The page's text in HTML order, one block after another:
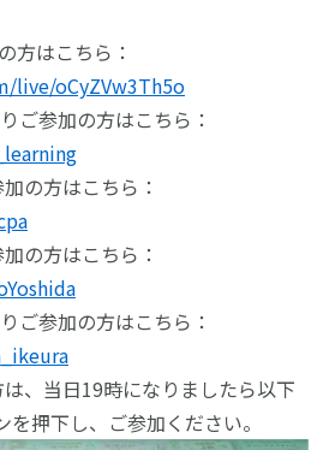
方はこちら：
live/oCyZVw3Th5o
ご参加の方はこちら：
の方はこちら：
の方はこちら：
ご参加の方はこちら：
、当日19時になりましたら以下
押下し、ご参加ください。